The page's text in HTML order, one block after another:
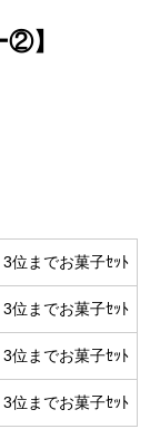
②】
3位までお菓子ｾｯﾄ
3位までお菓子ｾｯﾄ
3位までお菓子ｾｯﾄ
3位までお菓子ｾｯﾄ